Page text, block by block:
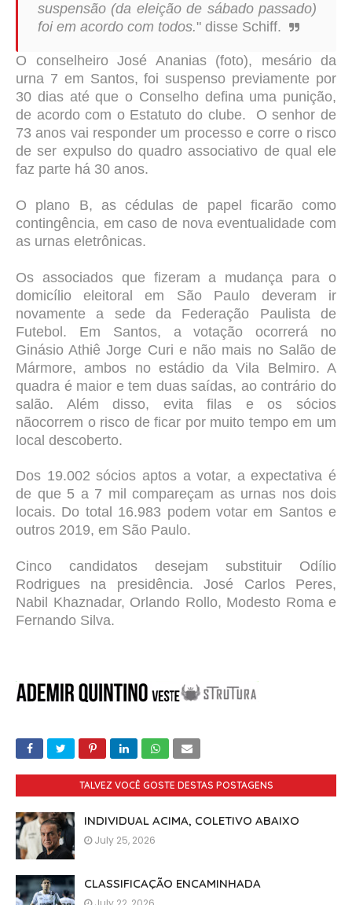
suspensão (da eleição de sábado passado)
foi em acordo com todos." disse Schiff.
O conselheiro José Ananias (foto), mesário da
urna 7 em Santos, foi suspenso previamente por
30 dias até que o Conselho defina uma punição,
de acordo com o Estatuto do clube. O senhor de
73 anos vai responder um processo e corre o risco
de ser expulso do quadro associativo de qual ele
faz parte há 30 anos.
O plano B, as cédulas de papel ficarão como
contingência, em caso de nova eventualidade com
as urnas eletrônicas.
Os associados que fizeram a mudança para o
domicílio eleitoral em São Paulo deveram ir
novamente a sede da Federação Paulista de
Futebol. Em Santos, a votação ocorrerá no
Ginásio Athiê Jorge Curi e não mais no Salão de
Mármore, ambos no estádio da Vila Belmiro. A
quadra é maior e tem duas saídas, ao contrário do
salão. Além disso, evita filas e os sócios
nãocorrem o risco de ficar por muito tempo em um
local descoberto.
Dos 19.002 sócios aptos a votar, a expectativa é
de que 5 a 7 mil compareçam as urnas nos dois
locais. Do total 16.983 podem votar em Santos e
outros 2019, em São Paulo.
Cinco candidatos desejam substituir Odílio
Rodrigues na presidência. José Carlos Peres,
Nabil Khaznadar, Orlando Rollo, Modesto Roma e
Fernando Silva.
TALVEZ VOCÊ GOSTE DESTAS POSTAGENS
INDIVIDUAL ACIMA, COLETIVO ABAIXO
July 25, 2026
CLASSIFICAÇÃO ENCAMINHADA